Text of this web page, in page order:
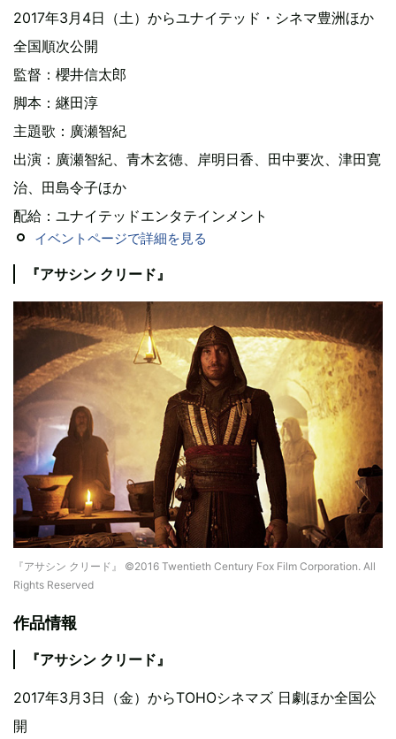
2017年3月4日（土）からユナイテッド・シネマ豊洲ほか
全国順次公開
監督：櫻井信太郎
脚本：継田淳
主題歌：廣瀬智紀
出演：廣瀬智紀、青木玄徳、岸明日香、田中要次、津田寛
治、田島令子ほか
配給：ユナイテッドエンタテインメント
イベントページで詳細を見る
『アサシン クリード』
『アサシン クリード』 ©2016 Twentieth Century Fox Film Corporation. All
Rights Reserved
作品情報
『アサシン クリード』
2017年3月3日（金）からTOHOシネマズ 日劇ほか全国公
開